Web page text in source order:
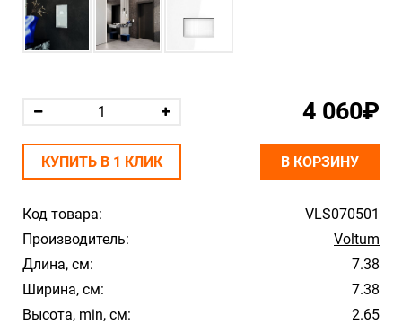
Код товара:
VLS070501
Производитель:
Voltum
Длина, см:
7.38
Ширина, см:
7.38
Высота, min, см:
2.65
4 060₽
КУПИТЬ В 1 КЛИК В КОРЗИНУ